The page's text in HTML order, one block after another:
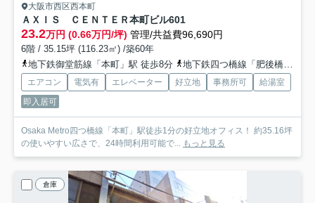
大阪市西区西本町
ＡＸＩＳ ＣＥＮＴＥＲ本町ビル601
23.2万円 (0.66万円/坪) 管理/共益費96,690円
6階 / 35.15坪 (116.23㎡) /築60年
地下鉄御堂筋線「本町」駅 徒歩8分
地下鉄四つ橋線「肥後橋」駅 徒歩12分
エアコン 電気有 エレベーター 好立地 事務所可
給湯室
即入居可
Osaka Metro四つ橋線「本町」駅徒歩1分の好立地オフィス！ 約35.16坪
の使いやすい広さで、24時間利用可能で...
もっと見る
倉庫